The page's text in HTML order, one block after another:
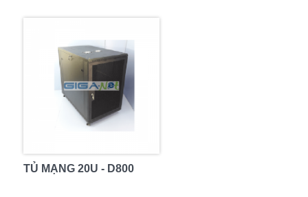
TỦ MẠNG 20U - D800